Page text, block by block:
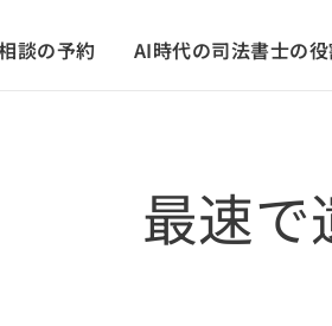
談の予約 AI時代の司法書士の役
最速で